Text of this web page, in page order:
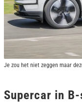
Je zou het niet zeggen maar
Supercar in